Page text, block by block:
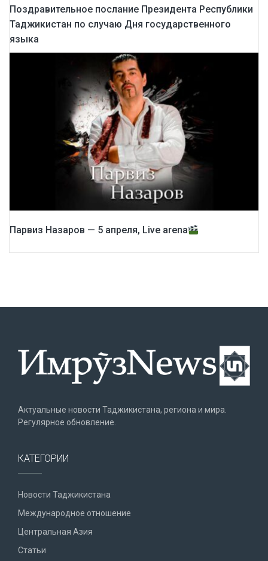
Поздравительное послание Президента Республики
Таджикистан по случаю Дня государственного
языка
Парвиз Назаров — 5 апреля, Live arena
Актуальные новости Таджикистана, региона и мира.
Регулярное обновление.
КАТЕГОРИИ
Новости Таджикистана
Международное отношение
Центральная Азия
Статьи